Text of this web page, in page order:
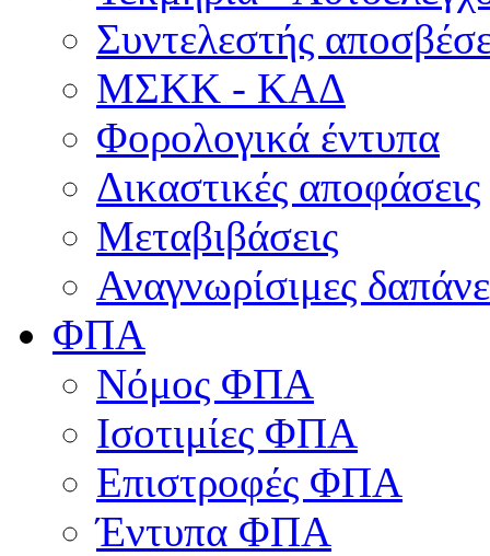
Συντελεστής
ΜΣKΚ - ΚΑΔ
Φορολογικά έντυπα
Δικαστικές αποφάσεις
Μεταβιβάσεις
Αναγνωρίσιμες
ΦΠΑ
Νόμος ΦΠΑ
Ισοτιμίες ΦΠΑ
Επιστροφές ΦΠΑ
Έντυπα ΦΠΑ